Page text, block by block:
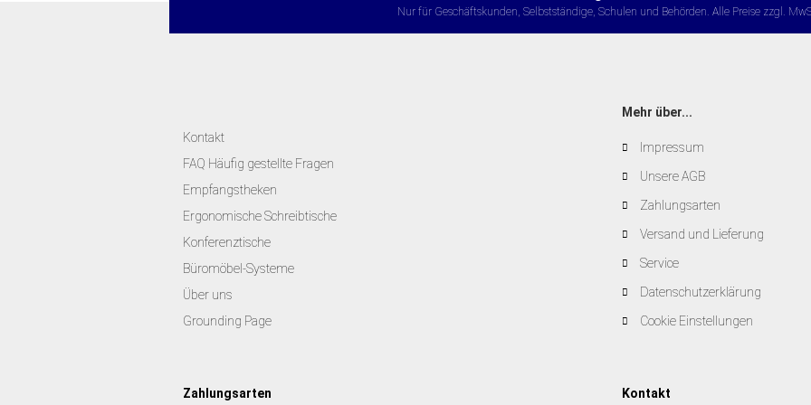
Nur für Geschäftskunden, Selbstständige, Schulen und Behörden. Alle Preise zzgl.
Kontakt
FAQ Häufig gestellte Fragen
Empfangstheken
Ergonomische Schreibtische
Konferenztische
Büromöbel-Systeme
Über uns
Grounding Page
Mehr über...
Impressum
Unsere AGB
Zahlungsarten
Versand und Lieferung
Service
Datenschutzerklärung
Cookie Einstellungen
Zahlungsarten Kontakt